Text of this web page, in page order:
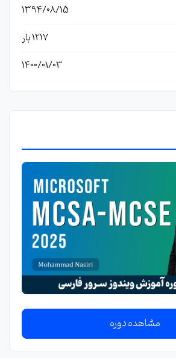
1394/08/15
1217 بار
1400/01/03
مشاهده دوره